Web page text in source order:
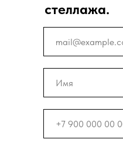
стеллажа.